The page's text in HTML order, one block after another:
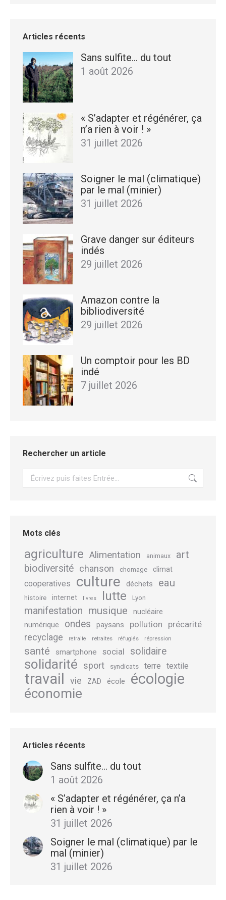
Articles récents
Sans sulfite… du tout
1 août 2026
« S’adapter et régénérer, ça
n’a rien à voir ! »
31 juillet 2026
Soigner le mal (climatique)
par le mal (minier)
31 juillet 2026
Grave danger sur éditeurs
indés
29 juillet 2026
Amazon contre la
bibliodiversité
29 juillet 2026
Un comptoir pour les BD
indé
7 juillet 2026
Rechercher un article
Recherche
Mots clés
agriculture Alimentation animaux art
biodiversité chanson chomage climat
cooperatives culture déchets eau
histoire internet livres lutte Lyon
manifestation musique
nucléaire
numérique
ondes paysans pollution précarité
recyclage retraite retraites réfugiés répression
santé smartphone social solidaire
solidarité sport syndicats terre textile
travail vie ZAD école écologie
économie
Articles récents
Sans sulfite… du tout
1 août 2026
« S’adapter et régénérer, ça n’a
rien à voir ! »
31 juillet 2026
Soigner le mal (climatique) par le
mal (minier)
31 juillet 2026